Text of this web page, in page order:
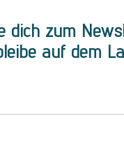
dich zum
auf dem